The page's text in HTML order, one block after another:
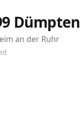
Dümpten
an der Ruhr